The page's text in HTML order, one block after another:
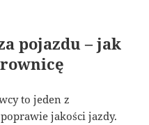
pojazdu – jak
to jeden z
jakości jazdy.